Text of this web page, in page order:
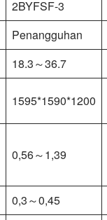
2BYFSF-3
Penangguhan
18.3～36.7
1595*1590*1200
0,56～1,39
0,3～0,45